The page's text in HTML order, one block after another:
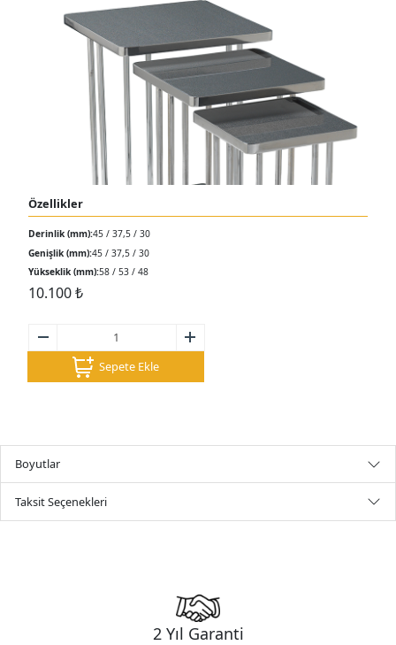
Özellikler
Derinlik (mm):45 / 37,5 / 30
Genişlik (mm):45 / 37,5 / 30
Yükseklik (mm):58 / 53 / 48
10.100₺
Sepete Ekle
Boyutlar
Taksit Seçenekleri
2 Yıl Garanti